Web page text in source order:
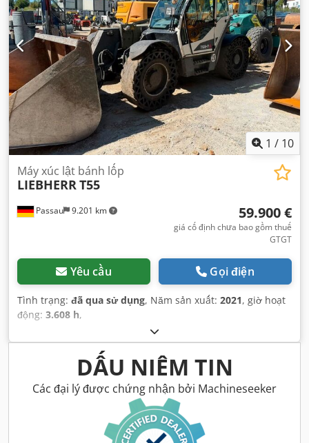
1 / 10
Passau 9.201 km
Máy xúc lật bánh lốp
LIEBHERR T55
59.900 €
giá cố định chưa bao gồm thuế
GTGT
Yêu cầu Gọi điện
Tình trạng: đã qua sử dụng, Năm sản xuất: 2021, giờ hoạt
động: 3.608 h,
DẤU NIÊM TIN
Các đại lý được chứng nhận bởi Machineseeker